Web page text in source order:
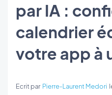
par IA :
calendrier
votre app à
Ecrit par Pierre-Laurent Medori